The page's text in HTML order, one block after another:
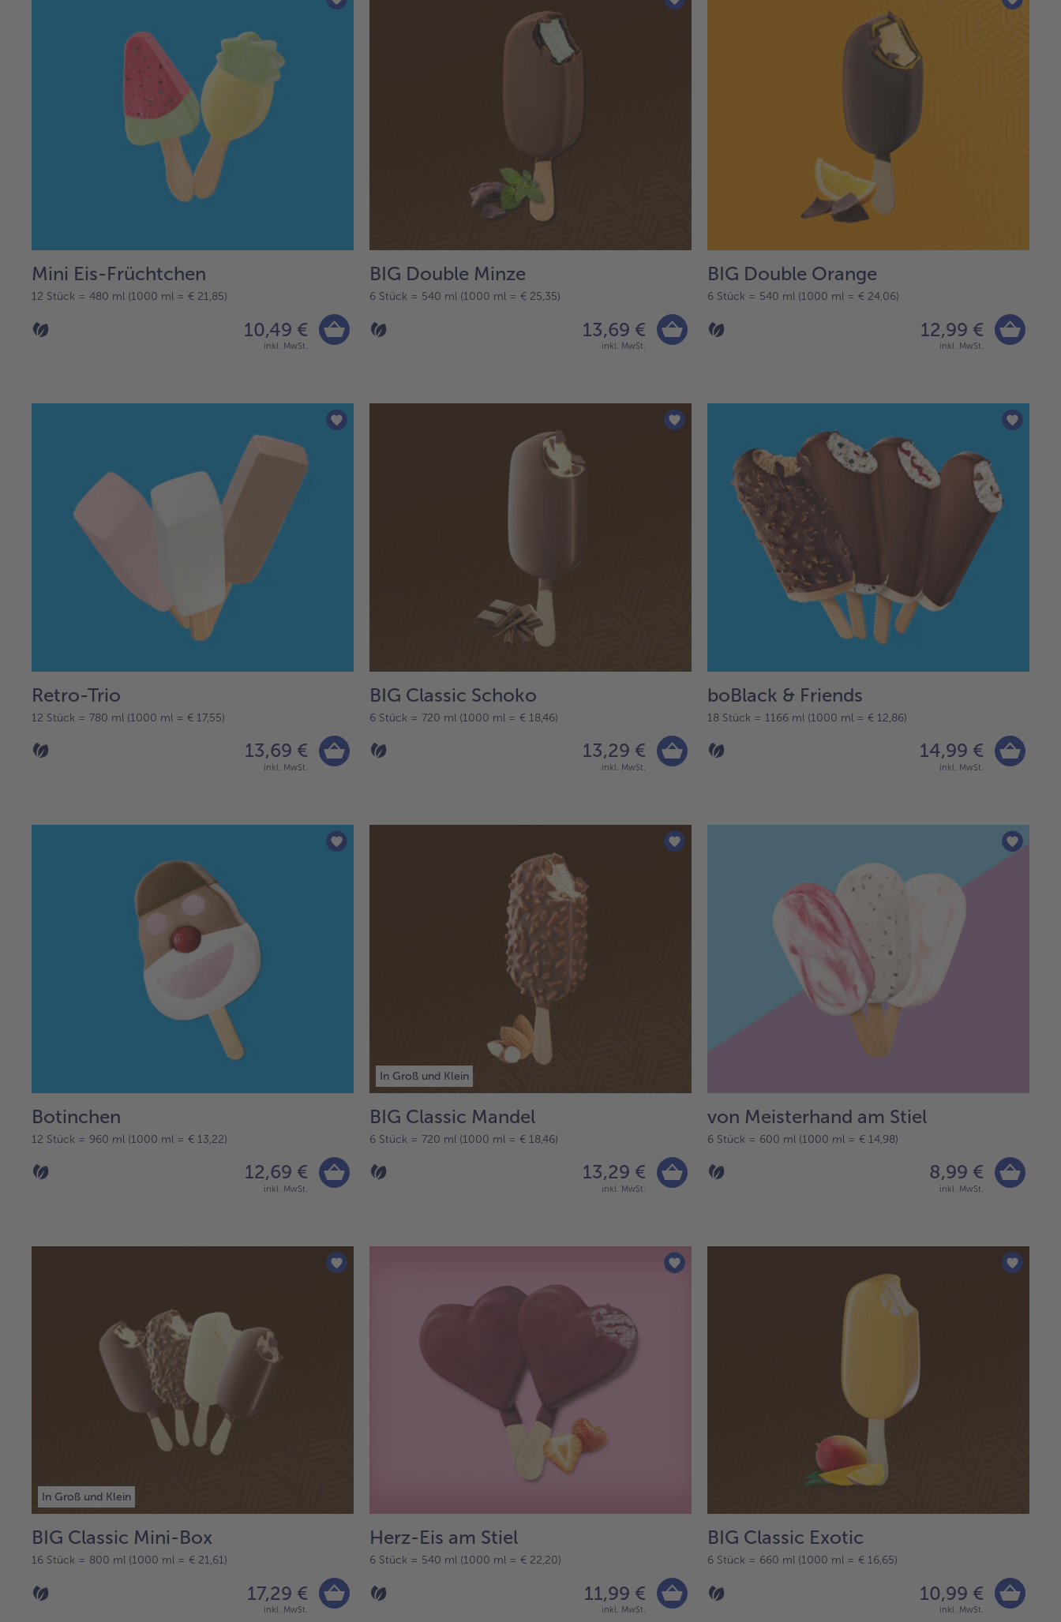
Mini Eis-Früchtchen
12 Stück = 480 ml (1000 ml = € 21,85)
10,49 €
inkl. MwSt.
BIG Double Minze
6 Stück = 540 ml (1000 ml = € 25,35)
13,69 €
inkl. MwSt.
BIG Double Orange
6 Stück = 540 ml (1000 ml = € 24,06)
12,99 €
inkl. MwSt.
Retro-Trio
12 Stück = 780 ml (1000 ml = € 17,55)
13,69 €
inkl. MwSt.
BIG Classic Schoko
6 Stück = 720 ml (1000 ml = € 18,46)
13,29 €
inkl. MwSt.
boBlack & Friends
18 Stück = 1166 ml (1000 ml = € 12,86)
14,99 €
inkl. MwSt.
Botinchen
12 Stück = 960 ml (1000 ml = € 13,22)
12,69 €
inkl. MwSt.
In Groß und Klein
BIG Classic Mandel
6 Stück = 720 ml (1000 ml = € 18,46)
13,29 €
inkl. MwSt.
von Meisterhand am Stiel
6 Stück = 600 ml (1000 ml = € 14,98)
8,99 €
inkl. MwSt.
In Groß und Klein
BIG Classic Mini-Box
16 Stück = 800 ml (1000 ml = € 21,61)
17,29 €
inkl. MwSt.
Herz-Eis am Stiel
6 Stück = 540 ml (1000 ml = € 22,20)
11,99 €
inkl. MwSt.
BIG Classic Exotic
6 Stück = 660 ml (1000 ml = € 16,65)
10,99 €
inkl. MwSt.